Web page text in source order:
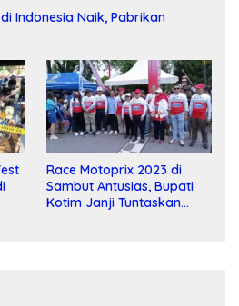
Indonesia Naik, Pabrikan
Race Motoprix 2023 di
Sambut Antusias, Bupati
Kotim Janji Tuntaskan